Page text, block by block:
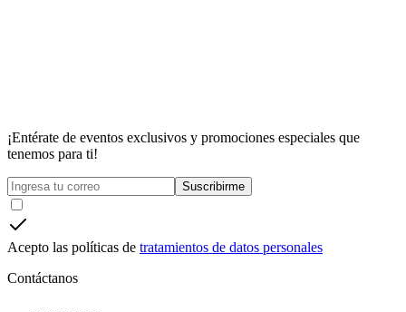
¡Entérate de eventos exclusivos y promociones especiales que
tenemos para ti!
Suscribirme
Acepto las políticas de tratamientos de datos personales
Contáctanos